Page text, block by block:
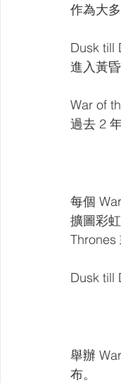
作為大
Dusk till
進入黃
War of
過去 2
每個
擴圖彩
Thrones
Dusk till
舉辦
布。